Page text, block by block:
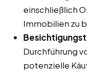
einschließlich
Immobilien zu
Durchführung
potenzielle